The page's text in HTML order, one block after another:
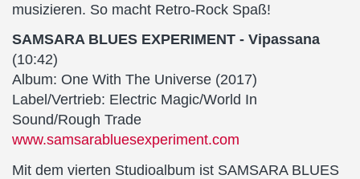
musizieren. So macht Retro-Rock Spaß!
SAMSARA BLUES EXPERIMENT - Vipassana
(10:42)
Album: One With The Universe (2017)
Label/Vertrieb: Electric Magic/World In
Sound/Rough Trade
www.samsarabluesexperiment.com
Mit dem vierten Studioalbum ist SAMSARA BLUES